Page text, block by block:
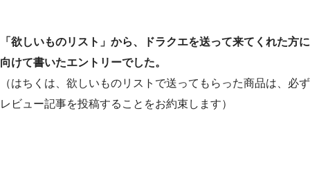
「欲しいものリスト」から、ドラクエを送って来てくれた方に
向けて書いたエントリーでした。
（はちくは、欲しいものリストで送ってもらった商品は、必ず
レビュー記事を投稿することをお約束します）